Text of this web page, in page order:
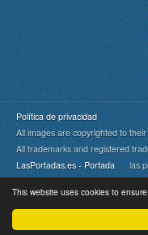
This website uses cookies to
Política de privacidad
All images are copyrighted to
All trademarks and registered
LasPortadas.es - Portada las